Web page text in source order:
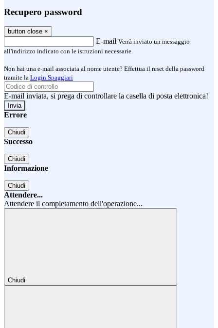
Recupero password
button close ×
E-mail Verrà inviato un messaggio
all'indirizzo indicato con le istruzioni necessarie.
Non hai una e-mail associata al nome utente? Effettua il reset della password
tramite la Login Spaggiari
E-mail inviata, si prega di controllare la casella di posta elettronica!
Errore
Chiudi
Successo
Chiudi
Informazione
Chiudi
Attendere...
Attendere il completamento dell'operazione...
Chiudi